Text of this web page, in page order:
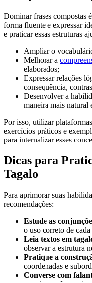
Dominar frases compostas
forma fluente e expressar
e praticar essas estruturas
Ampliar o
Melhorar a
elaborados;
Expressar relações
consequência,
Desenvolver a
maneira mais natural
Por isso, utilizar
exercícios práticos e
para internalizar esses
Dicas para
Tagalo
Para aprimorar suas
recomendações:
Estude as
o uso correto de cada
Leia textos em
observar a estrutura
Pratique a
coordenadas e
Converse com